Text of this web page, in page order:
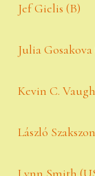
Jef Gielis (B)
Julia
Kevin C.
László